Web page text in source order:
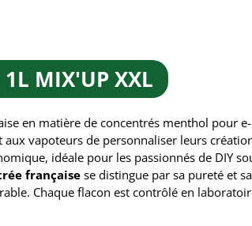
MIX'UP XXL
en matière de concentrés menthol pour
vapoteurs de personnaliser leurs
idéale pour les passionnés de DIY
française se distingue par sa pureté et
Chaque flacon est contrôlé en